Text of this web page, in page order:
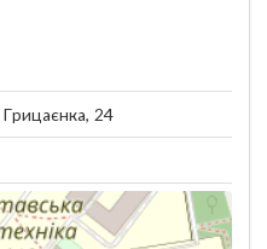
Грицаєнка, 24